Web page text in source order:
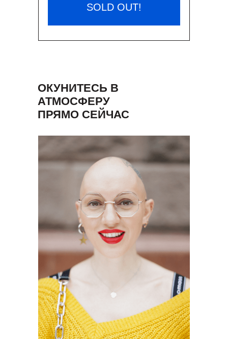
SOLD OUT!
ОКУНИТЕСЬ В
АТМОСФЕРУ
ПРЯМО СЕЙЧАС